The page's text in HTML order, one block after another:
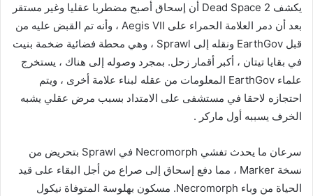
يكشف Dead Space 2 أن إسحاق أصبح مضطربا عقليا وغير مستقر
بعد أن دمر العلامة الحمراء على Aegis VII ، وأنه تم القبض عليه من
قبل EarthGov ونقله إلى Sprawl ، وهي محطة فضائية ضخمة بنيت
في بقايا تيتان ، أكبر أقمار زحل. بمجرد وصوله إلى هناك ، يستخرج
علماء EarthGov المعلومات من عقله لبناء علامة أخرى ، ويتم
احتجازه لاحقا في مستشفى على الامتداد بسبب مرض عقلي يشبه
الخرف يسببه أول ماركر .
سرعان ما يحدث تفشي Necromorph في Sprawl بتحريض من
نسخة Marker ، مما دفع إسحاق إلى صراع من أجل البقاء على قيد
الحياة من وباء Necromorph. مسكون بهلوسة المتوفاة نيكول